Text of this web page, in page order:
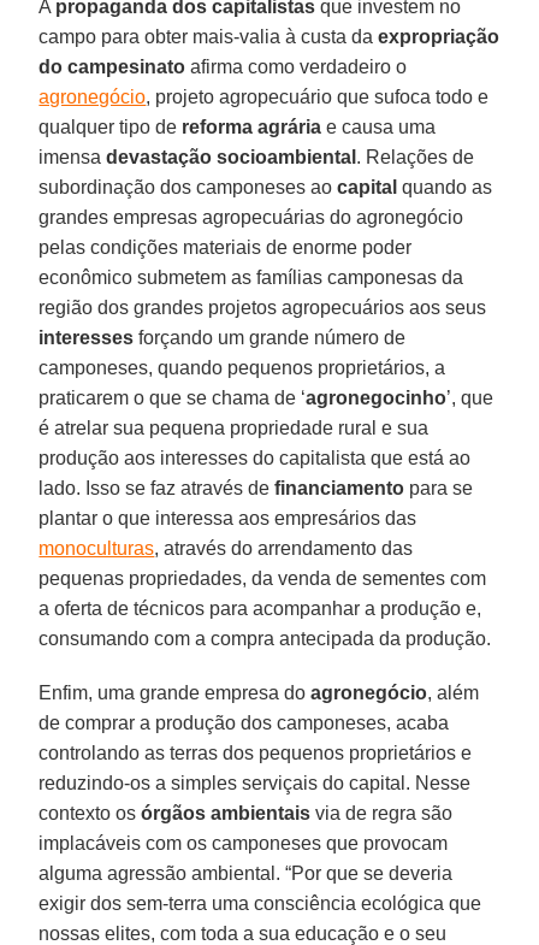
A propaganda dos capitalistas que investem no
campo para obter mais-valia à custa daexpropriação
do campesinato afirma como verdadeiro o
agronegócio, projeto agropecuário que sufoca todo e
qualquer tipo de reforma agrária e causa uma
imensadevastação socioambiental . Relações de
subordinação dos camponeses aocapital quando as
grandes empresas agropecuárias do agronegócio
pelas condições materiais de enorme poder
econômico submetem as famílias camponesas da
região dos grandes projetos agropecuários aos seus
interesses forçando um grande número de
camponeses, quando pequenos proprietários, a
praticarem o que se chama de ‘agronegocinho’, que
é atrelar sua pequena propriedade rural e sua
produção aos interesses do capitalista que está ao
lado. Isso se faz através definanciamento para se
plantar o que interessa aos empresários das
monoculturas, através do arrendamento das
pequenas propriedades, da venda de sementes com
a oferta de técnicos para acompanhar a produção e,
consumando com a compra antecipada da produção.
Enfim, uma grande empresa doagronegócio, além
de comprar a produção dos camponeses, acaba
controlando as terras dos pequenos proprietários e
reduzindo-os a simples serviçais do capital. Nesse
contexto osórgãos ambientais via de regra são
implacáveis com os camponeses que provocam
alguma agressão ambiental. “Por que se deveria
exigir dos sem-terra uma consciência ecológica que
nossas elites, com toda a sua educação e o seu